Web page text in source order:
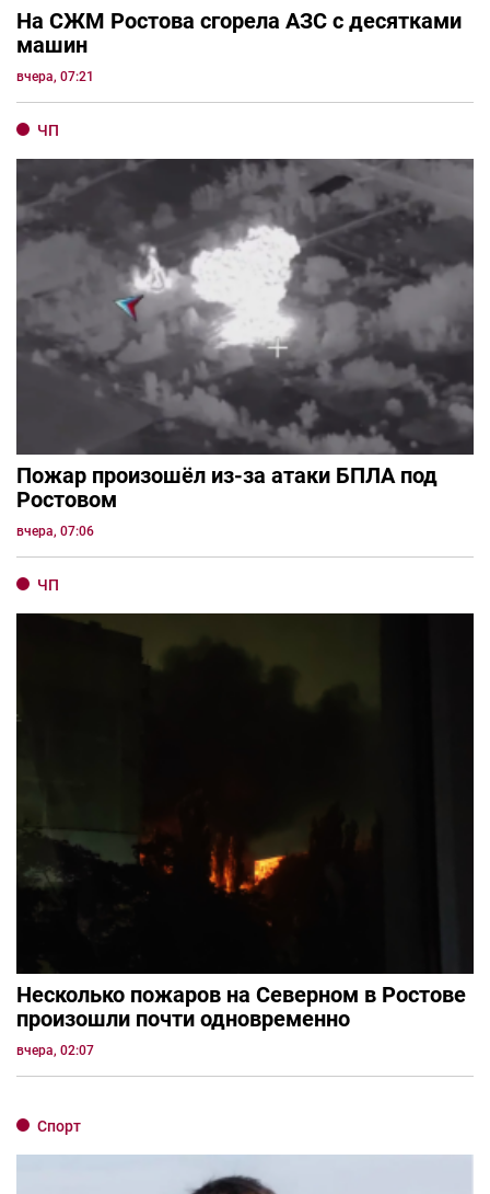
На СЖМ Ростова сгорела АЗС с десятками
машин
вчера, 07:21
ЧП
Пожар произошёл из-за атаки БПЛА под
Ростовом
вчера, 07:06
ЧП
Несколько пожаров на Северном в Ростове
произошли почти одновременно
вчера, 02:07
Спорт